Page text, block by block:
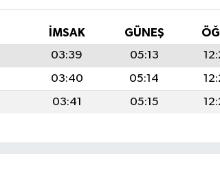
İMSAK GÜNEŞ
03:39 05:13
03:40 05:14
03:41 05:15